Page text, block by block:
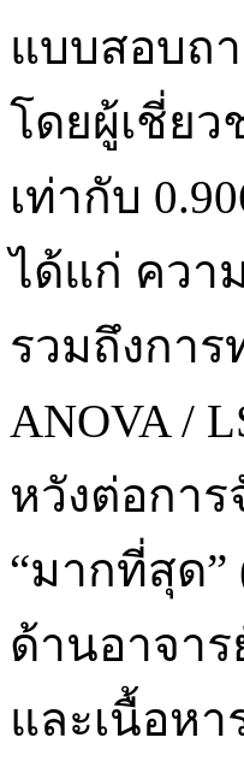
แบบสอบถ
โดยผู้เชี่ยว
เท่ากับ
ได้แก่ ควา
รวมถึงการ
ANOVA /
หวังต่อกา
“มากที่สุด”
ด้านอาจาร
และเนื้อหา